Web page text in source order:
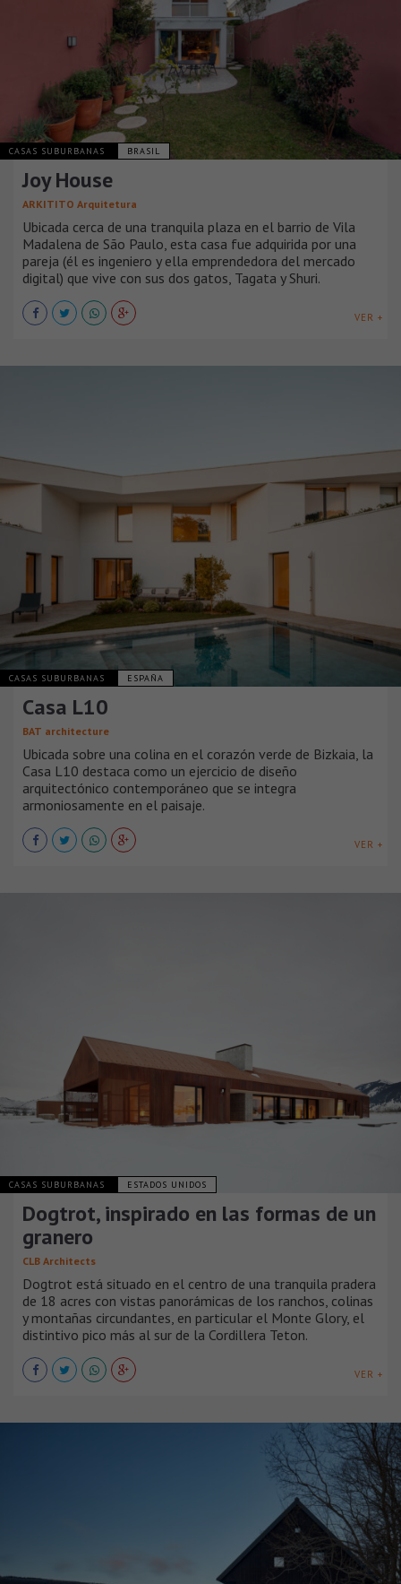
CASAS SUBURBANAS BRASIL
Joy House
ARKITITO Arquitetura
Ubicada cerca de una tranquila plaza en el barrio de Vila
Madalena de São Paulo, esta casa fue adquirida por una
pareja (él es ingeniero y ella emprendedora del mercado
digital) que vive con sus dos gatos, Tagata y Shuri.
VER +
CASAS SUBURBANAS ESPAÑA
Casa L10
BAT architecture
Ubicada sobre una colina en el corazón verde de Bizkaia, la
Casa L10 destaca como un ejercicio de diseño
arquitectónico contemporáneo que se integra
armoniosamente en el paisaje.
VER +
CASAS SUBURBANAS ESTADOS UNIDOS
Dogtrot, inspirado en las formas de un
granero
CLB Architects
Dogtrot está situado en el centro de una tranquila pradera
de 18 acres con vistas panorámicas de los ranchos, colinas
y montañas circundantes, en particular el Monte Glory, el
distintivo pico más al sur de la Cordillera Teton.
VER +